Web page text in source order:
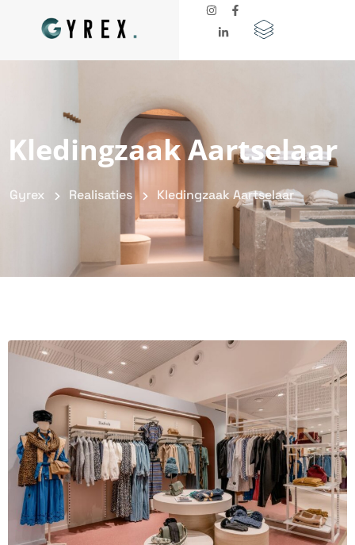
Kledingzaak Aartselaar
Gyrex Realisaties Kledingzaak Aartselaar